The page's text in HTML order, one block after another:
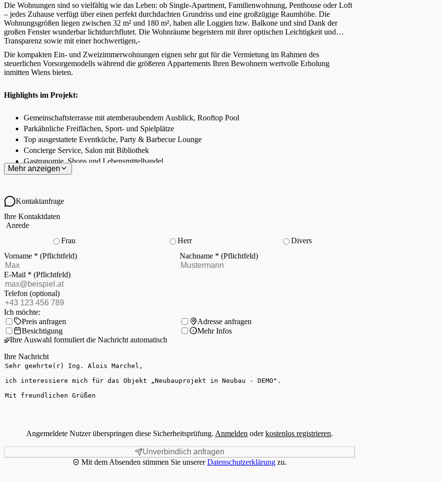
Die Wohnungen sind so vielfältig wie das Leben: ob Single-Apartment, Familienwohnung, Penthouse oder Loft
– jedes Zuhause verfügt über einen perfekt durchdachten Grundriss und eine großzügige Raumhöhe. Die
Wohnungsgrößen liegen zwischen 32 m² und 180 m², haben alle Loggien bzw. Balkone und sind Dank der
großen Fenster wunderbar lichtdurchflutet. Die Wohnräume begeistern mit ihrer optischen Leichtigkeit und
Transparenz sowie mit einer hochwertigen,-
Die kompakten Ein- und Zweizimmerwohnungen eignen sehr gut für die Vermietung im Rahmen des
steuerlichen Vorsorgemodells während die größeren Appartements Ihren Bewohnern wertvolle Erholung
inmitten Wiens bieten.
Highlights im Projekt:
Gemeinschaftsterrasse mit atemberaubendem Ausblick, Rooftop Pool
Parkähnliche Freiflächen, Sport- und Spielplätze
Top ausgestattete Eventküche, Party & Barbecue Lounge
Concierge Service, Salon mit Bibliothek
Gastronomie, Shops und Lebensmittelhandel
Mehr anzeigen
Kontaktanfrage
Ihre Kontaktdaten
Anrede
Frau
Herr
Divers
Vorname * (Pflichtfeld) Nachname * (Pflichtfeld)
E-Mail * (Pflichtfeld)
Telefon (optional)
Ich möchte:
Preis anfragen
Adresse anfragen
Besichtigung
Mehr Infos
Ihre Auswahl formuliert die Nachricht automatisch
Ihre Nachricht
Angemeldete Nutzer überspringen diese Sicherheitsprüfung. Anmelden oderkostenlos registrieren.
Unverbindlich anfragen
Mit dem Absenden stimmen Sie unsererDatenschutzerklärung zu.